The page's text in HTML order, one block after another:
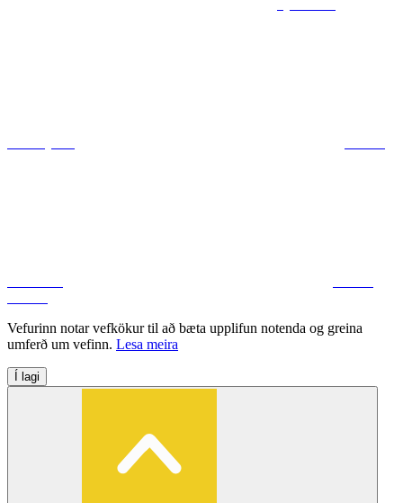
Vefurinn notar vefkökur til að bæta upplifun notenda og greina
umferð um vefinn. Lesa meira
Í lagi